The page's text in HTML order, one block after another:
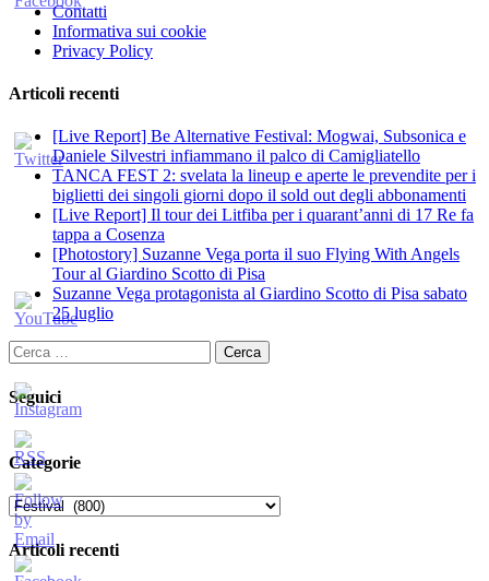
Contatti
Informativa sui cookie
Privacy Policy
Articoli recenti
[Live Report] Be Alternative Festival: Mogwai, Subsonica e
Daniele Silvestri infiammano il palco di Camigliatello
TANCA FEST 2: svelata la lineup e aperte le prevendite per i
biglietti dei singoli giorni dopo il sold out degli abbonamenti
[Live Report] Il tour dei Litfiba per i quarant’anni di 17 Re fa
tappa a Cosenza
[Photostory] Suzanne Vega porta il suo Flying With Angels
Tour al Giardino Scotto di Pisa
Suzanne Vega protagonista al Giardino Scotto di Pisa sabato
25 luglio
Ricerca
per:
Seguici
Categorie
Categorie
Articoli recenti